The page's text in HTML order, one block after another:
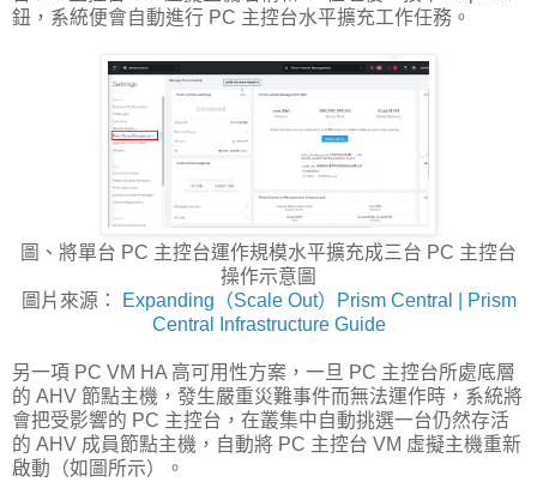
鈕，系統便會自動進行 PC 主控台水平擴充工作任務。
圖、將單台 PC 主控台運作規模水平擴充成三台 PC 主控台
操作示意圖
圖片來源：
Expanding（Scale Out）Prism Central | Prism
Central Infrastructure Guide
另一項 PC VM HA 高可用性方案，一旦 PC 主控台所處底層
的 AHV 節點主機，發生嚴重災難事件而無法運作時，系統將
會把受影響的 PC 主控台，在叢集中自動挑選一台仍然存活
的 AHV 成員節點主機，自動將 PC 主控台 VM 虛擬主機重新
啟動（如圖所示）。